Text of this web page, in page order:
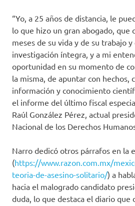
“Yo, a 25 años de distancia, le
lo que hizo un gran abogado, que
meses de su vida y de su trabajo
investigación íntegra, y a mi
oportunidad en su momento de
la misma, de apuntar con hechos,
información y conocimiento
el informe del último fiscal
Raúl González Pérez, actual
Nacional de los Derechos
Narro dedicó otros párrafos en la
(https://www.razon.com.mx/
teoria-de-asesino-solitario/) a
hacia el malogrado candidato
duda, lo que destaca el diario que